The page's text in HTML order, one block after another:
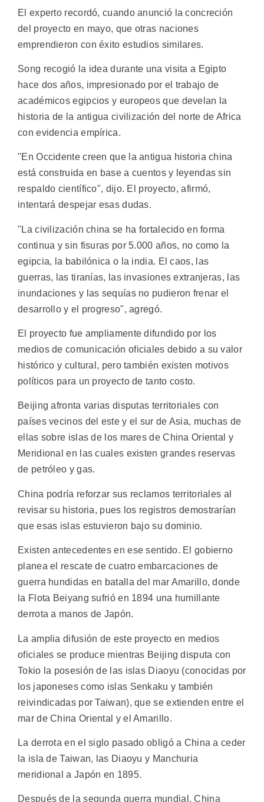
El experto recordó, cuando anunció la concreción
del proyecto en mayo, que otras naciones
emprendieron con éxito estudios similares.
Song recogió la idea durante una visita a Egipto
hace dos años, impresionado por el trabajo de
académicos egipcios y europeos que develan la
historia de la antigua civilización del norte de Africa
con evidencia empírica.
"En Occidente creen que la antigua historia china
está construida en base a cuentos y leyendas sin
respaldo científico", dijo. El proyecto, afirmó,
intentará despejar esas dudas.
"La civilización china se ha fortalecido en forma
continua y sin fisuras por 5.000 años, no como la
egipcia, la babilónica o la india. El caos, las
guerras, las tiranías, las invasiones extranjeras, las
inundaciones y las sequías no pudieron frenar el
desarrollo y el progreso", agregó.
El proyecto fue ampliamente difundido por los
medios de comunicación oficiales debido a su valor
histórico y cultural, pero también existen motivos
políticos para un proyecto de tanto costo.
Beijing afronta varias disputas territoriales con
países vecinos del este y el sur de Asia, muchas de
ellas sobre islas de los mares de China Oriental y
Meridional en las cuales existen grandes reservas
de petróleo y gas.
China podría reforzar sus reclamos territoriales al
revisar su historia, pues los registros demostrarían
que esas islas estuvieron bajo su dominio.
Existen antecedentes en ese sentido. El gobierno
planea el rescate de cuatro embarcaciones de
guerra hundidas en batalla del mar Amarillo, donde
la Flota Beiyang sufrió en 1894 una humillante
derrota a manos de Japón.
La amplia difusión de este proyecto en medios
oficiales se produce mientras Beijing disputa con
Tokio la posesión de las islas Diaoyu (conocidas por
los japoneses como islas Senkaku y también
reivindicadas por Taiwan), que se extienden entre el
mar de China Oriental y el Amarillo.
La derrota en el siglo pasado obligó a China a ceder
la isla de Taiwan, las Diaoyu y Manchuria
meridional a Japón en 1895.
Después de la segunda guerra mundial, China